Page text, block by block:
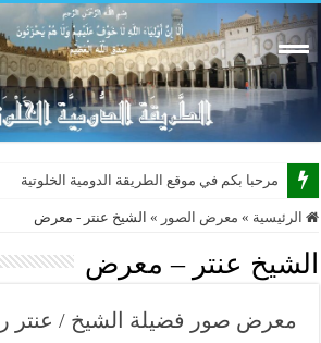
مرحبا بكم في موقع الطريقة الدومية الخلوتية
الرئيسية » معرض الصور » الشيخ عنتر - معرض
الشيخ عنتر – معرض
معرض صور فضيلة الشيخ / عنتر